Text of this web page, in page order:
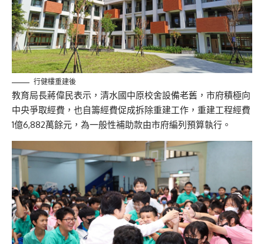
行健樓重建後
教育局長蔣偉民表示，清水國中原校舍設備老舊，市府積極向
中央爭取經費，也自籌經費促成拆除重建工作，重建工程經費
1億6,882萬餘元，為一般性補助款由市府編列預算執行。